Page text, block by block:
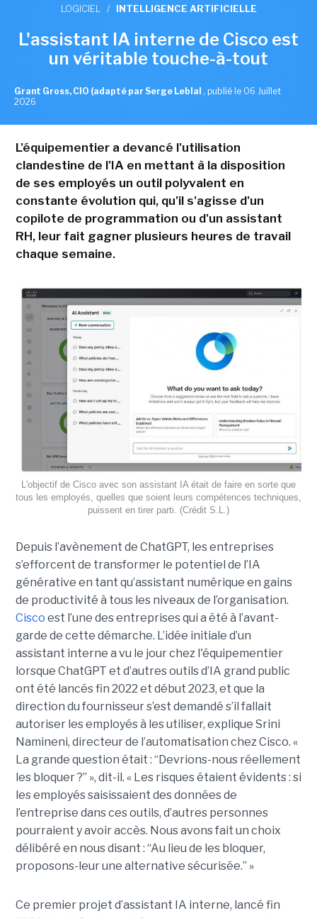
LOGICIEL / INTELLIGENCE ARTIFICIELLE
L'assistant IA interne de Cisco est
un véritable touche-à-tout
Grant Gross, CIO (adapté par Serge Leblal , publié le 06 Juillet
2026
L'équipementier a devancé l'utilisation
clandestine de l'IA en mettant à la disposition
de ses employés un outil polyvalent en
constante évolution qui, qu'il s'agisse d'un
copilote de programmation ou d'un assistant
RH, leur fait gagner plusieurs heures de travail
chaque semaine.
L'objectif de Cisco avec son assistant IA était de faire en sorte que
tous les employés, quelles que soient leurs compétences techniques,
puissent en tirer parti. (Crédit S.L.)
Depuis l’avènement de ChatGPT, les entreprises
s’efforcent de transformer le potentiel de l’IA
générative en tant qu’assistant numérique en gains
de productivité à tous les niveaux de l’organisation.
Cisco est l’une des entreprises qui a été à l’avant-
garde de cette démarche. L’idée initiale d’un
assistant interne a vu le jour chez l'équipementier
lorsque ChatGPT et d’autres outils d’IA grand public
ont été lancés fin 2022 et début 2023, et que la
direction du fournisseur s’est demandé s’il fallait
autoriser les employés à les utiliser, explique Srini
Namineni, directeur de l’automatisation chez Cisco. «
La grande question était : “Devrions-nous réellement
les bloquer ?” », dit-il. « Les risques étaient évidents : si
les employés saisissaient des données de
l’entreprise dans ces outils, d’autres personnes
pourraient y avoir accès. Nous avons fait un choix
délibéré en nous disant : “Au lieu de les bloquer,
proposons-leur une alternative sécurisée.” »
Ce premier projet d’assistant IA interne, lancé fin